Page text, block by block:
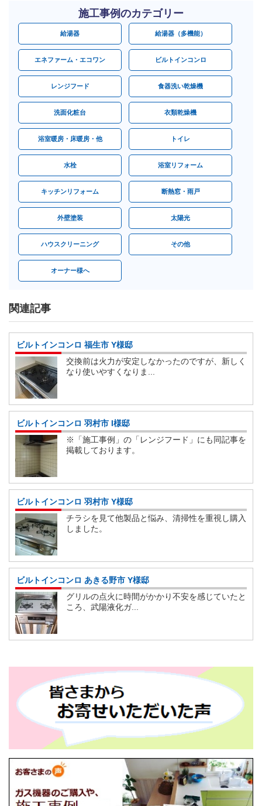
施工事例のカテゴリー
給湯器 給湯器（多機能）
エネファーム・エコワン ビルトインコンロ
レンジフード 食器洗い乾燥機
洗面化粧台 衣類乾燥機
浴室暖房・床暖房・他 トイレ
水栓 浴室リフォーム
キッチンリフォーム 断熱窓・雨戸
外壁塗装 太陽光
ハウスクリーニング その他
オーナー様へ
関連記事
ビルトインコンロ 福生市 Y様邸
交換前は火力が安定しなかったのですが、新しく
なり使いやすくなりま...
ビルトインコンロ 羽村市 I様邸
※「施工事例」の「レンジフード」にも同記事を
掲載しております。
ビルトインコンロ 羽村市 Y様邸
チラシを見て他製品と悩み、清掃性を重視し購入
しました。
ビルトインコンロ あきる野市 Y様邸
グリルの点火に時間がかかり不安を感じていたと
ころ、武陽液化ガ...